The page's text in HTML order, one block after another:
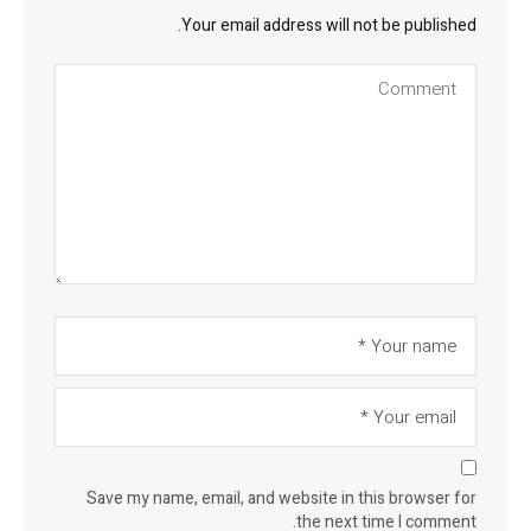
Your email address will not be published.
Save my name, email, and website in this browser for
the next time I comment.